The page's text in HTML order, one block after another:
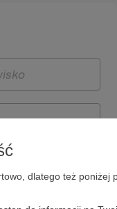
dlatego też poniżej